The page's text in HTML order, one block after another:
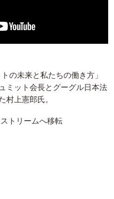
の未来と私たちの働き方」
ミット会長とグーグル日本法
村上憲郎氏。
トリームへ移転